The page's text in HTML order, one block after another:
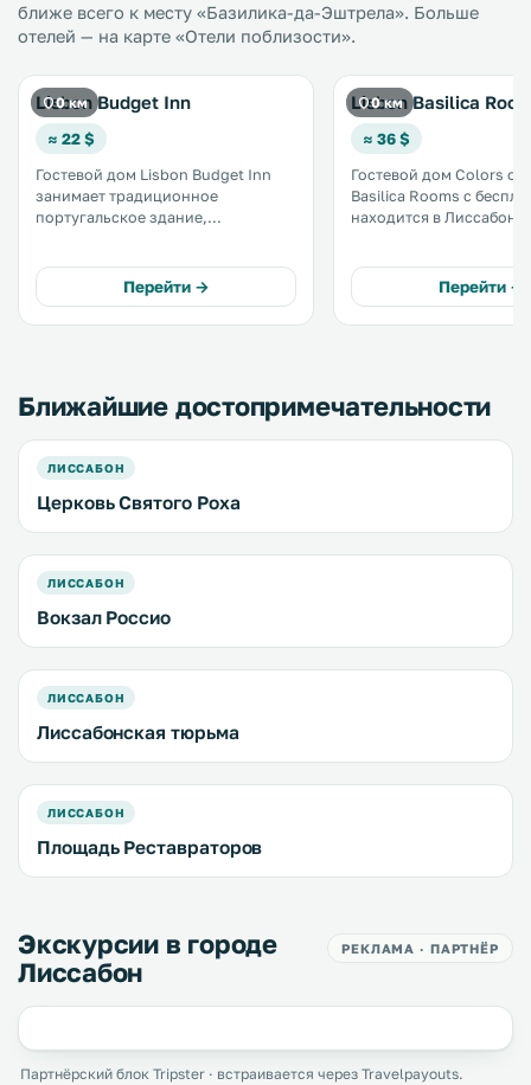
ближе всего к месту «Базилика-да-Эштрела». Больше
отелей — на карте «Отели поблизости».
0 км
Lisbon Budget Inn
≈ 22 $
Гостевой дом Lisbon Budget Inn
занимает традиционное
португальское здание,
Базилики-да-Эштрела. Гостям
предоставляются номера и
апартаменты. На территории
Перейти →
0 км
Lisbon Basilica
≈ 36 $
Гостевой дом Colors of
Basilica Rooms с
находится в
Гостевой дом
гостиной, кухней и
ванными комнатами. .
Перейти →
Ближайшие достопримечательности
ЛИССАБОН
Церковь Святого Роха
ЛИССАБОН
Вокзал Россио
ЛИССАБОН
Лиссабонская тюрьма
ЛИССАБОН
Площадь Реставраторов
Экскурсии в городе
Лиссабон
РЕКЛАМА · ПАРТНЁР
Партнёрский блок Tripster · встраивается через Travelpayouts.